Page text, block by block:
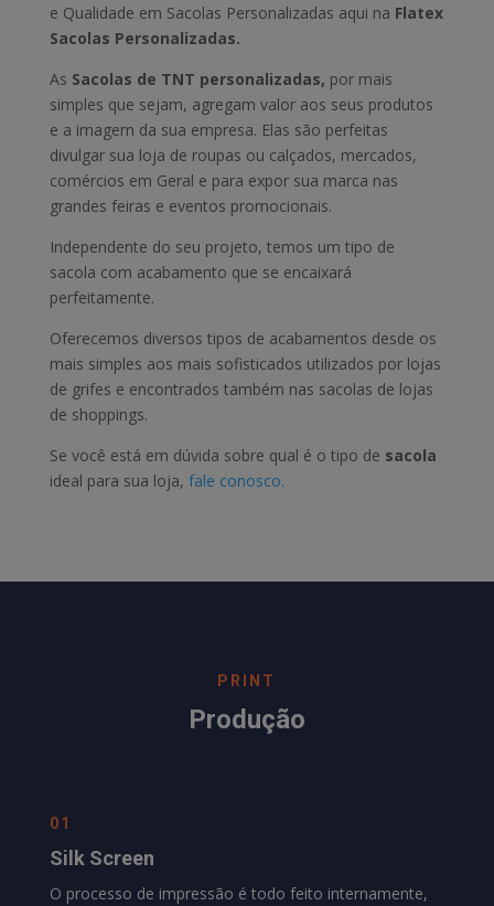
e Qualidade em Sacolas Personalizadas aqui na Flatex
Sacolas Personalizadas.
As Sacolas de TNT personalizadas, por mais
simples que sejam, agregam valor aos seus produtos
e a imagem da sua empresa. Elas são perfeitas
divulgar sua loja de roupas ou calçados, mercados,
comércios em Geral e para expor sua marca nas
grandes feiras e eventos promocionais.
Independente do seu projeto, temos um tipo de
sacola com acabamento que se encaixará
perfeitamente.
Oferecemos diversos tipos de acabamentos desde os
mais simples aos mais sofisticados utilizados por lojas
de grifes e encontrados também nas sacolas de lojas
de shoppings.
Se você está em dúvida sobre qual é o tipo de sacola
ideal para sua loja, fale conosco.
PRINT
Produção
01
Silk Screen
O processo de impressão é todo feito internamente,